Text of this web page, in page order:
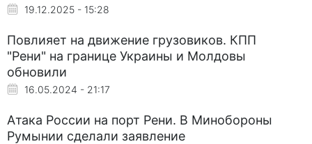
19.12.2025 - 15:28
Повлияет на движение грузовиков. КПП
"Рени" на границе Украины и Молдовы
обновили
16.05.2024 - 21:17
Атака России на порт Рени. В Минобороны
Румынии сделали заявление